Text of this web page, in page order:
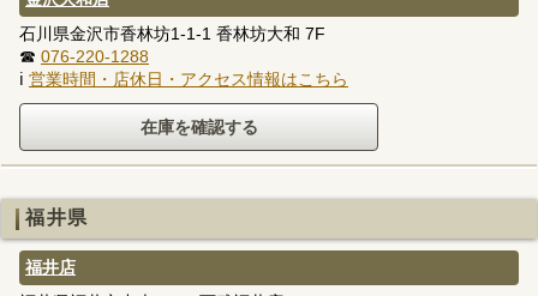
石川県金沢市香林坊1-1-1 香林坊大和 7F
☎ 076-220-1288
ℹ 営業時間・店休日・アクセス情報はこちら
福井県
福井店